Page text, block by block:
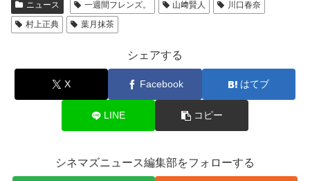
ニュース 一週間フレンズ。 山﨑賢人
川口春奈
村上正典
葉月抹茶
シェアする
X Facebook はてブ
LINE コピー
シネマズニュース編集部をフォローする